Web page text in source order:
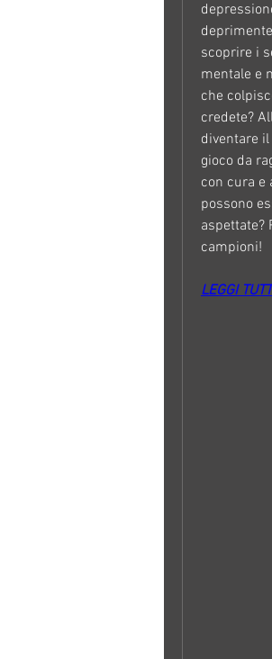
scoprire i
mentale e
che
credete?
diventare
gioco da
con cura e
possono
aspettate?
campioni!
LEGGI